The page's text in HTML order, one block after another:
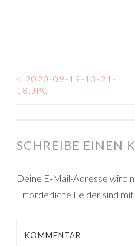
<
2020-09-19-13-21-
18.JPG
SCHREIBE EINEN
Deine E-Mail-Adresse wird
Erforderliche Felder sind mit
KOMMENTAR